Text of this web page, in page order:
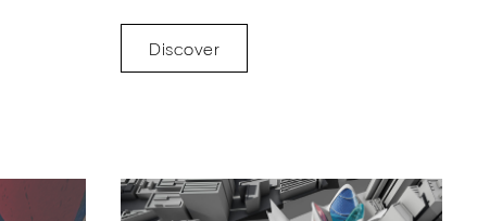
Discover